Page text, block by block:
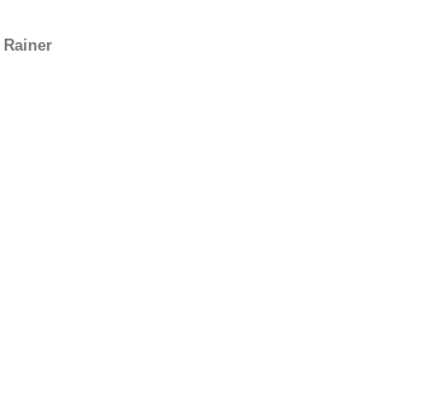
Rainer